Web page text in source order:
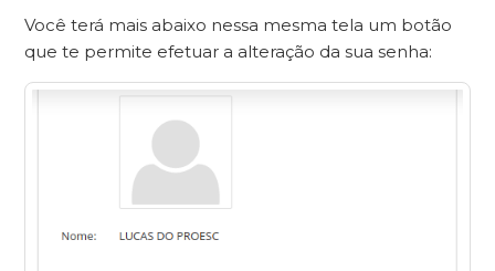
Você terá mais abaixo nessa mesma tela um botão
que te permite efetuar a alteração da sua senha: